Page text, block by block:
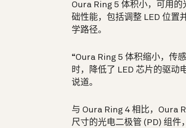
Oura Ring 5 体积小，可用
础性能，包括调整 LED 位置
学路径。
“Oura Ring 5 体积缩小，传
时，降低了 LED 芯片的驱动
说道。
与 Oura Ring 4 相比，Oura
尺寸的光电二极管 (PD) 组